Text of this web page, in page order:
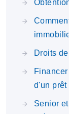
Droits
d'un prêt
Senior